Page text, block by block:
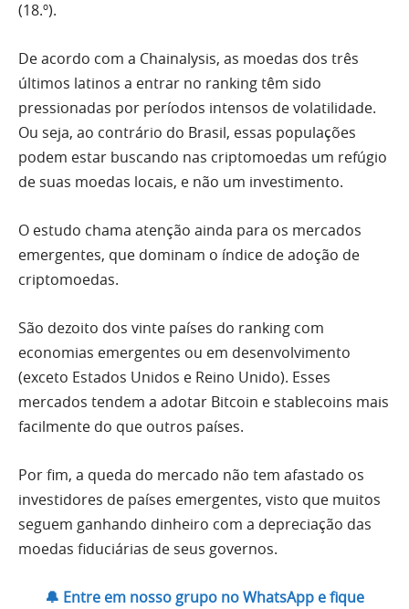
(18.º).
De acordo com a Chainalysis, as moedas dos três
últimos latinos a entrar no ranking têm sido
pressionadas por períodos intensos de volatilidade.
Ou seja, ao contrário do Brasil, essas populações
podem estar buscando nas criptomoedas um refúgio
de suas moedas locais, e não um investimento.
O estudo chama atenção ainda para os mercados
emergentes, que dominam o índice de adoção de
criptomoedas.
São dezoito dos vinte países do ranking com
economias emergentes ou em desenvolvimento
(exceto Estados Unidos e Reino Unido). Esses
mercados tendem a adotar Bitcoin e stablecoins mais
facilmente do que outros países.
Por fim, a queda do mercado não tem afastado os
investidores de países emergentes, visto que muitos
seguem ganhando dinheiro com a depreciação das
moedas fiduciárias de seus governos.
🔔 Entre em nosso grupo no WhatsApp e fique